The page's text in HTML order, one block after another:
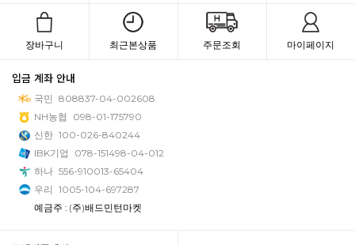
장바구니 최근본상품 주문조회 마이페이지
입금 계좌 안내
국민 808837-04-002608
NH농협
098-01-175790
신한 100-026-840244
IBK기업
078-151498-04-012
하나 556-910013-65404
우리 1005-104-697287
예금주 : (주)배드민턴마켓